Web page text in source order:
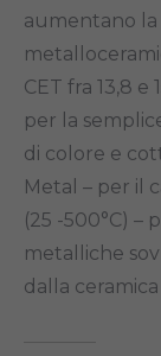
aumentano la
CET fra 13,8 e
per la
di colore e
Metal – per il
(25 -500°C)
metalliche
dalla